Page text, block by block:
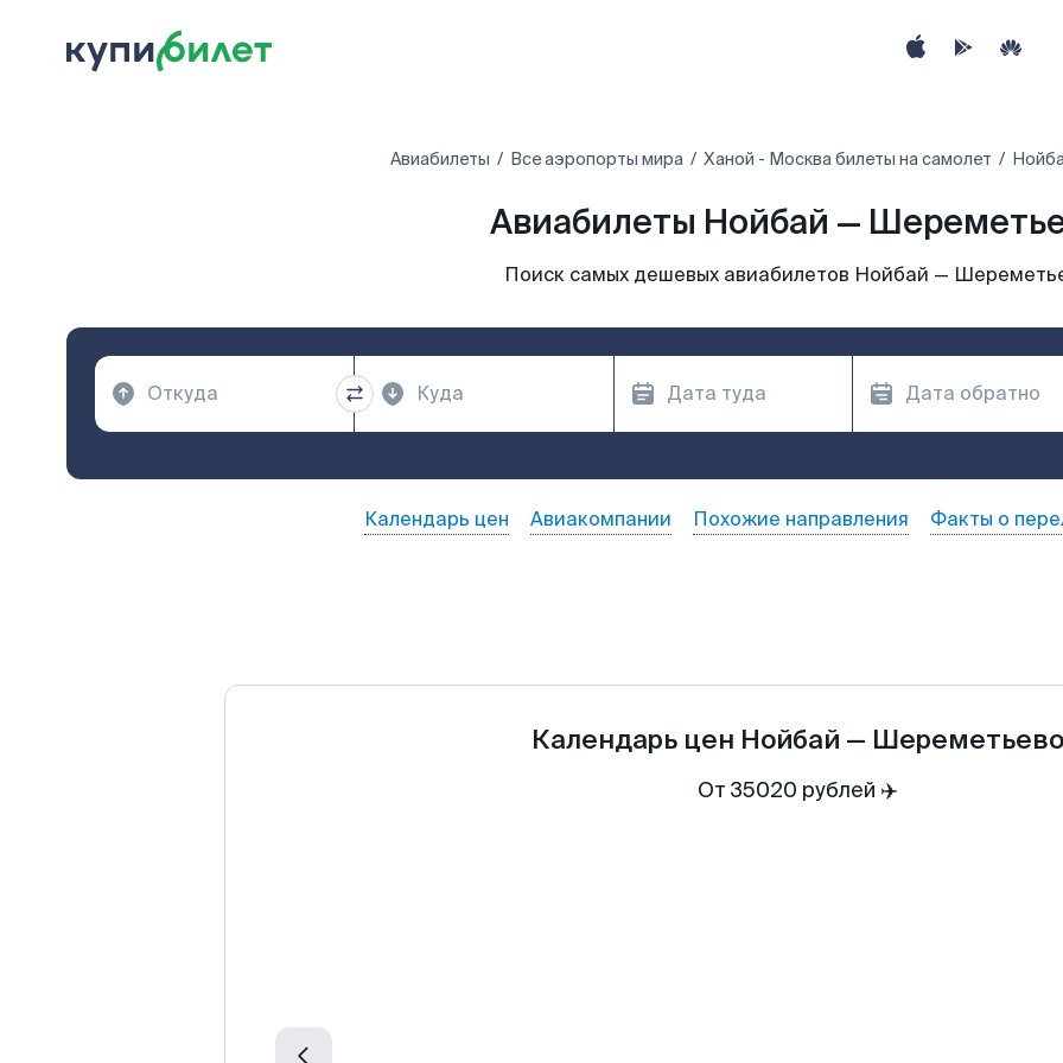
Авиабилеты Все аэропорты мира Ханой - Москва билеты на самолет
Авиабилеты Нойбай —
Поиск самых дешевых авиабилетов Нойбай —
Календарь цен Авиакомпании Похожие направления Факты о
Календарь цен Нойбай — Шереметьево
От 35020 рублей ✈️